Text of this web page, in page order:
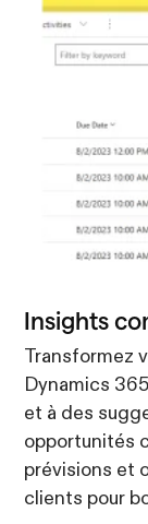
Insights
Transformez
Dynamics
et à des
opportunités
prévisions et
clients pour